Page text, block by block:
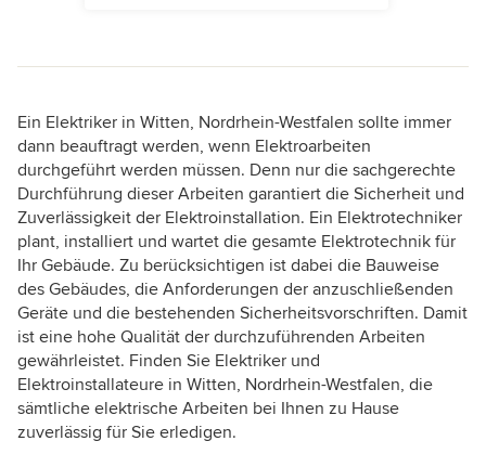
Ein Elektriker in Witten, Nordrhein-Westfalen sollte immer
dann beauftragt werden, wenn Elektroarbeiten
durchgeführt werden müssen. Denn nur die sachgerechte
Durchführung dieser Arbeiten garantiert die Sicherheit und
Zuverlässigkeit der Elektroinstallation. Ein Elektrotechniker
plant, installiert und wartet die gesamte Elektrotechnik für
Ihr Gebäude. Zu berücksichtigen ist dabei die Bauweise
des Gebäudes, die Anforderungen der anzuschließenden
Geräte und die bestehenden Sicherheitsvorschriften. Damit
ist eine hohe Qualität der durchzuführenden Arbeiten
gewährleistet. Finden Sie Elektriker und
Elektroinstallateure in Witten, Nordrhein-Westfalen, die
sämtliche elektrische Arbeiten bei Ihnen zu Hause
zuverlässig für Sie erledigen.